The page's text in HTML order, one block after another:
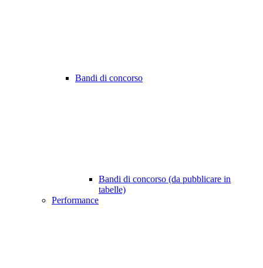
Bandi di concorso
Bandi di concorso (da pubblicare in
tabelle)
Performance